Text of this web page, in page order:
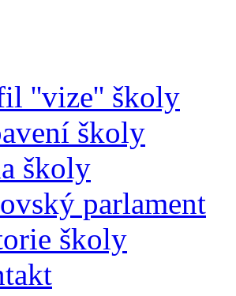
''vize'' školy
školy
školy
parlament
školy